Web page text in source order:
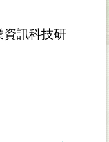
資訊科技研